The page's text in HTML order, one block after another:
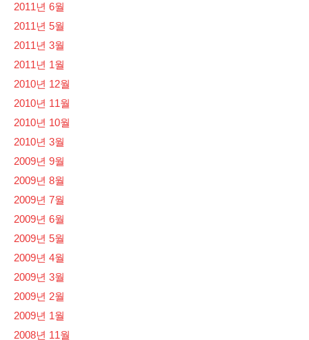
2011년 6월
2011년 5월
2011년 3월
2011년 1월
2010년 12월
2010년 11월
2010년 10월
2010년 3월
2009년 9월
2009년 8월
2009년 7월
2009년 6월
2009년 5월
2009년 4월
2009년 3월
2009년 2월
2009년 1월
2008년 11월